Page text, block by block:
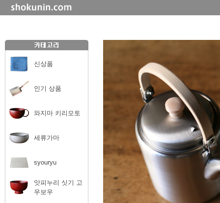
신상품
인기 상품
와지마 키리모토
세류가마
syouryu
앗피누리 싯기 고
우보우